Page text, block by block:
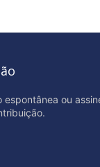
espontânea ou